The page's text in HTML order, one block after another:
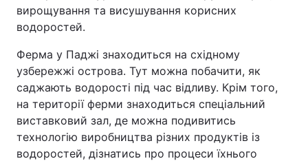
вирощування та висушування корисних
водоростей.
Ферма у Паджі знаходиться на східному
узбережжі острова. Тут можна побачити, як
саджають водорості під час відливу. Крім того,
на території ферми знаходиться спеціальний
виставковий зал, де можна подивитись
технологію виробництва різних продуктів із
водоростей, дізнатись про процеси їхнього